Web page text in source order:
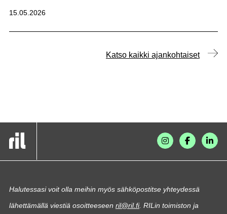
Julkaistu:
15.05.2026
Katso kaikki ajankohtaiset
Halutessasi voit olla meihin myös sähköpostitse yhteydessä
lähettämällä viestiä osoitteeseen ril@ril.fi. RILin toimiston ja